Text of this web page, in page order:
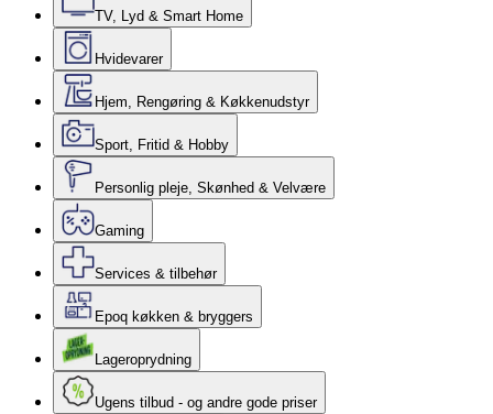
TV, Lyd & Smart Home
Hvidevarer
Hjem, Rengøring & Køkkenudstyr
Sport, Fritid & Hobby
Personlig pleje, Skønhed & Velvære
Gaming
Services & tilbehør
Epoq køkken & bryggers
Lageroprydning
Ugens tilbud - og andre gode priser